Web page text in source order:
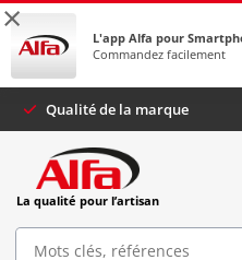
×
L'app Alfa pour
Commandez facilement
Qualité de la marque
La qualité pour l’artisan